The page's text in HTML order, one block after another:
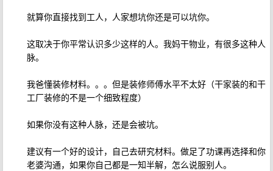
就算你直接找到工人，人家想坑你还是可以坑你。
这取决于你平常认识多少这样的人。我妈干物业，有很多这种人
脉。
我爸懂装修材料。。。但是装修师傅水平不太好（干家装的和干
工厂装修的不是一个细致程度）
如果你没有这种人脉，还是会被坑。
建议有一个好的设计，自己去研究材料。做足了功课再选择和你
老婆沟通，如果你自己都是一知半解，怎么说服别人。